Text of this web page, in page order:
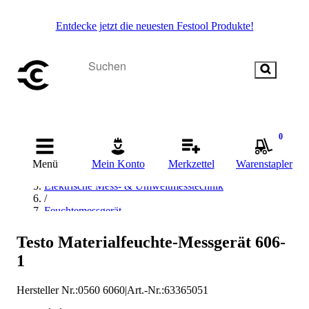
Entdecke jetzt die neuesten Festool Produkte!
Menü Mein Konto Merkzettel
0
Warenstapler
Startseite
/
Messen & Prüfen
Elektrische Mess- & Umweltmesstechnik
/
Feuchtemessgerät
Materialfeuchtemessgerät
/
Testo Materialfeuchte-Messgerät 606-
1
Hersteller Nr.:0560 6060|Art.-Nr.:63365051